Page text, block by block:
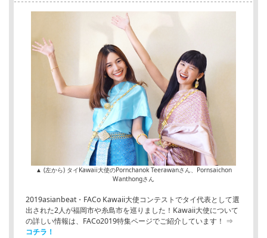
▲ (左から) タイKawaii大使のPornchanok Teerawanさん、Pornsaichon
Wanthongさん
2019asianbeat・FACo Kawaii大使コンテストでタイ代表として選
出された2人が福岡市や糸島市を巡りました！Kawaii大使について
の詳しい情報は、FACo2019特集ページでご紹介しています！ ⇒
コチラ！